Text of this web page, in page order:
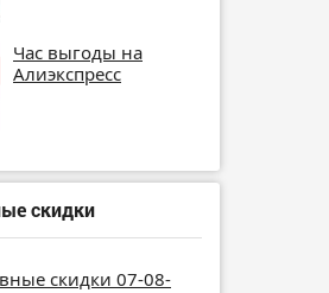
Час выгоды на
Алиэкспресс
скидки
скидки 07-08-